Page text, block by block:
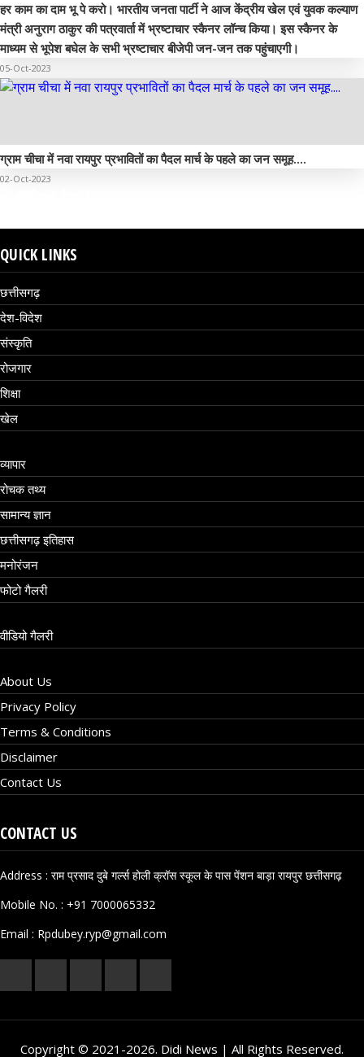
हर काम का दाम भू पे करो। भारतीय जनता पार्टी ने आज केंद्रीय खेल एवं युवक कल्याण
मंत्री अनुराग ठाकुर की पत्रवार्ता में भ्रष्टाचार स्कैनर लॉन्च किया। इस स्कैनर के
माध्यम से भूपेश बघेल के सभी भ्रष्टाचार बीजेपी जन-जन तक पहुंचाएगी।
05-Oct-2023
ग्राम चीचा में नवा रायपुर प्रभावितों का पैदल मार्च के पहले का जन समूह....
02-Oct-2023
QUICK LINKS
छत्तीसगढ़
देश-विदेश
संस्कृति
रोजगार
शिक्षा
खेल
व्यापार
रोचक तथ्य
सामान्य ज्ञान
छत्तीसगढ़ इतिहास
मनोरंजन
फोटो गैलरी
वीडियो गैलरी
About Us
Privacy Policy
Terms & Conditions
Disclaimer
Contact Us
CONTACT US
Address : राम प्रसाद दुबे गर्ल्स होली क्रॉस स्कूल के पास पेंशन बाड़ा रायपुर छत्तीसगढ़
Mobile No. : +91 7000065332
Email : Rpdubey.ryp@gmail.com
Copyright © 2021-2026. Didi News | All Rights Reserved.